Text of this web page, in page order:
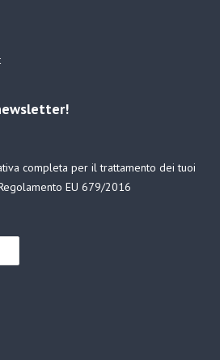
completa per il trattamento dei tuoi
EU 679/2016